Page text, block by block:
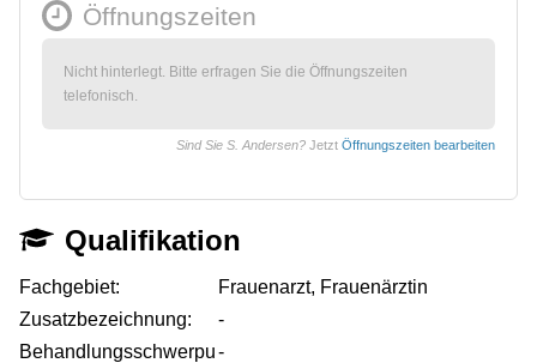
Öffnungszeiten
Nicht hinterlegt. Bitte erfragen Sie die Öffnungszeiten
telefonisch.
Sind Sie S. Andersen? Jetzt Öffnungszeiten bearbeiten
Qualifikation
Fachgebiet:
Frauenarzt, Frauenärztin
Zusatzbezeichnung:
-
Behandlungsschwerpu-